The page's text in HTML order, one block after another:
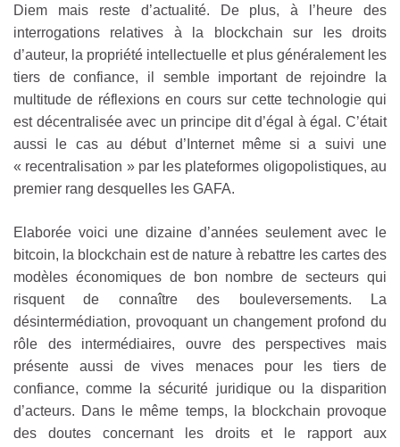
Diem mais reste d’actualité. De plus, à l’heure des
interrogations relatives à la blockchain sur les droits
d’auteur, la propriété intellectuelle et plus généralement les
tiers de confiance, il semble important de rejoindre la
multitude de réflexions en cours sur cette technologie qui
est décentralisée avec un principe dit d’égal à égal. C’était
aussi le cas au début d’Internet même si a suivi une
« recentralisation » par les plateformes oligopolistiques, au
premier rang desquelles les GAFA.
Elaborée voici une dizaine d’années seulement avec le
bitcoin, la blockchain est de nature à rebattre les cartes des
modèles économiques de bon nombre de secteurs qui
risquent de connaître des bouleversements. La
désintermédiation, provoquant un changement profond du
rôle des intermédiaires, ouvre des perspectives mais
présente aussi de vives menaces pour les tiers de
confiance, comme la sécurité juridique ou la disparition
d’acteurs. Dans le même temps, la blockchain provoque
des doutes concernant les droits et le rapport aux